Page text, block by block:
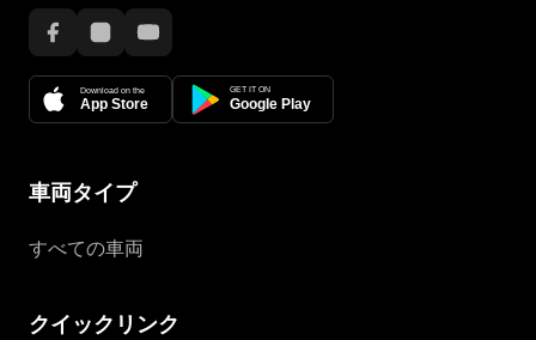
Download on the
App Store
GET IT ON
Google Play
車両タイプ
すべての車両
クイックリンク